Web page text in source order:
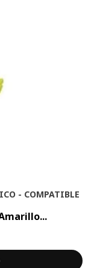
- COMPATIBLE